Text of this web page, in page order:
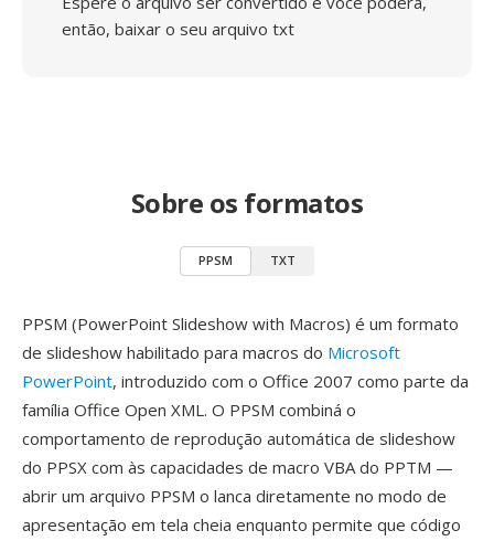
então, baixar o seu arquivo txt
Sobre os formatos
PPSM TXT
PPSM (PowerPoint Slideshow with Macros) é um formato
de slideshow habilitado para macros do Microsoft
PowerPoint, introduzido com o Office 2007 como parte da
família Office Open XML. O PPSM combiná o
comportamento de reprodução automática de slideshow
do PPSX com às capacidades de macro VBA do PPTM —
abrir um arquivo PPSM o lanca diretamente no modo de
apresentação em tela cheia enquanto permite que código